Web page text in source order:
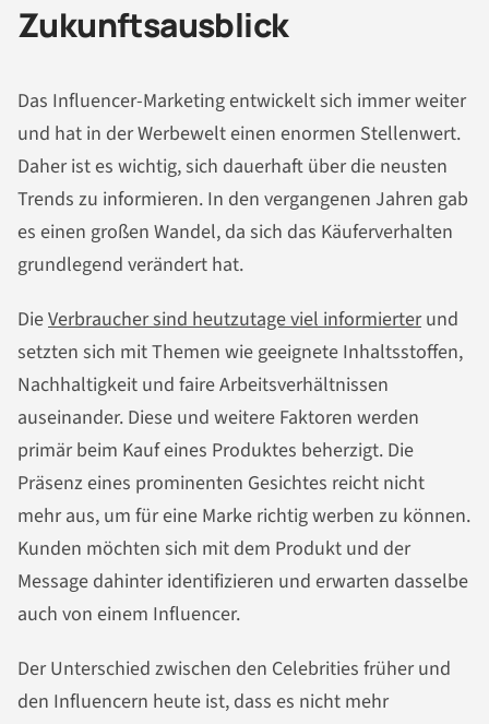
Zukunftsausblick
Das Influencer-Marketing entwickelt sich immer weiter
und hat in der Werbewelt einen enormen Stellenwert.
Daher ist es wichtig, sich dauerhaft über die neusten
Trends zu informieren. In den vergangenen Jahren gab
es einen großen Wandel, da sich das Käuferverhalten
grundlegend verändert hat.
DieVerbraucher sind heutzutage viel informierterund
setzten sich mit Themen wie geeignete Inhaltsstoffen,
Nachhaltigkeit und faire Arbeitsverhältnissen
auseinander. Diese und weitere Faktoren werden
primär beim Kauf eines Produktes beherzigt. Die
Präsenz eines prominenten Gesichtes reicht nicht
mehr aus, um für eine Marke richtig werben zu können.
Kunden möchten sich mit dem Produkt und der
Message dahinter identifizieren und erwarten dasselbe
auch von einem Influencer.
Der Unterschied zwischen den Celebrities früher und
den Influencern heute ist, dass es nicht mehr